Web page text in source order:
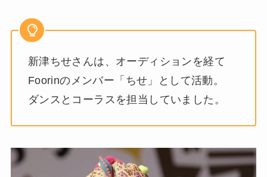
新津ちせさんは、オーディションを経て
Foorinのメンバー「ちせ」として活動。
ダンスとコーラスを担当していました。